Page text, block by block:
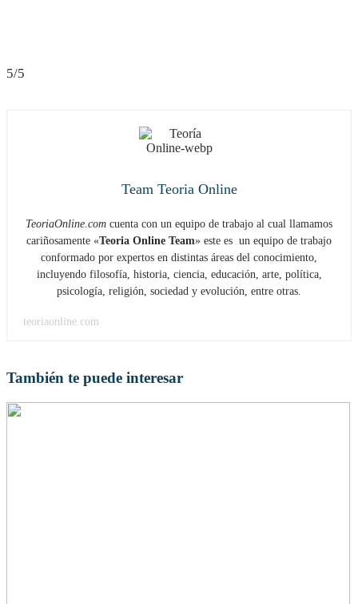
5/5
Team Teoria Online
TeoriaOnline.com cuenta con un equipo de trabajo al cual llamamos
cariñosamente «Teoria Online Team» este es un equipo de trabajo
conformado por expertos en distintas áreas del conocimiento,
incluyendo filosofía, historia, ciencia, educación, arte, política,
psicología, religión, sociedad y evolución, entre otras.
teoriaonline.com
También te puede interesar